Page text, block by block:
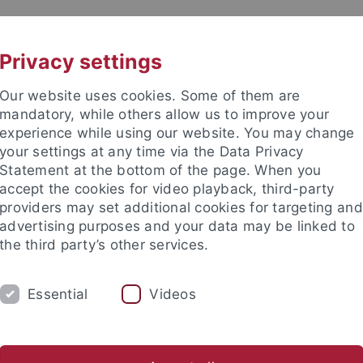
Archäologie des
AKTUELLES
Privacy settings
Our website uses cookies. Some of them are
mandatory, while others allow us to improve your
experience while using our website. You may change
your settings at any time via the Data Privacy
Statement at the bottom of the page. When you
accept the cookies for video playback, third-party
providers may set additional cookies for targeting and
advertising purposes and your data may be linked to
the third party’s other services.
Essential Videos